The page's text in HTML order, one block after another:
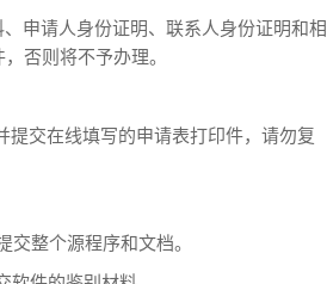
申请人身份证明、联系人身份证明和相
否则将不予办理。
交在线填写的申请表打印件，请勿复
整个源程序和文档。